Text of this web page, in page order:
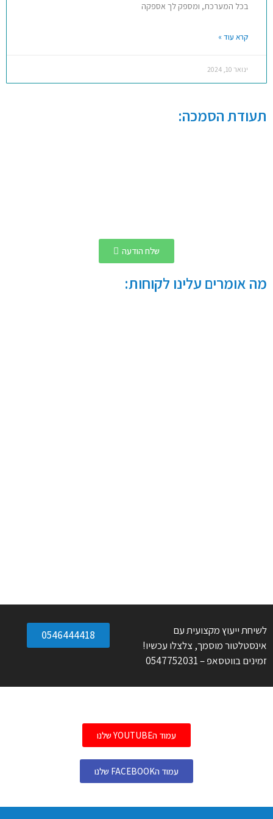
בכל המערכת, ומספק לך אספקה
קרא עוד »
ינואר 10, 2024
תעודת הסמכה:
שלח הודעה
מה אומרים עלינו לקוחות:
לשיחת ייעוץ מקצועית עם
אינסטלטור מוסמך, צלצלו עכשיו!
זמינים בווטסאפ – 0547752031
0546444418
עמוד הYOUTUBE שלנו
עמוד הFACEBOOK שלנו